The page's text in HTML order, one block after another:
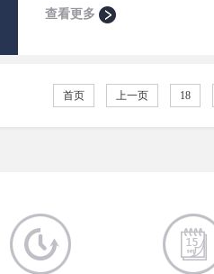
查看更多
首页 上一页 18